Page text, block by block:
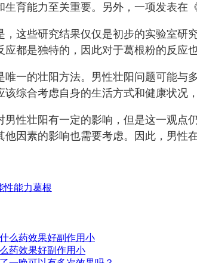
生育能力至关重要。另外，一项发表在
，这些研究结果仅仅是初步的实验室研
都是独特的，因此对于葛根粉的反应
唯一的壮阳方法。男性壮阳问题可能
综合考虑自身的生活方式和健康状况
男性壮阳有一定的影响，但是这一观点
他因素的影响也需要考虑。因此，男性
性能力葛根
药效果好副作用小